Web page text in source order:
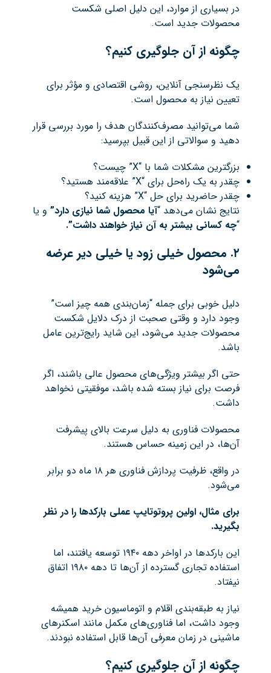
در بسیاری از موارد، این دلیل اصلی شکست
محصولات جدید است.
چگونه از آن جلوگیری کنیم؟
یک نظرسنجی آنلاین، روشی اقتصادی و مؤثر برای
تعیین نیاز به محصول است.
شما می‌توانید مصرف‌کنندگان هدف را مورد بررسی قرار
دهید و سوالاتی از این قبیل بپرسید:
بزرگترین مشکلات شما با “X” چیست؟
چقدر به یک راه‌حل برای “X” علاقه‌مند هستید؟
چقدر حاضرید برای حل “X” هزینه کنید؟
نتایج نشان می‌دهد “آیا محصول شما نیازی دارد” و یا
“چه کسانی بیشتر به آن نیاز خواهند داشت”.
۲. محصول خیلی زود یا خیلی دیر عرضه
می‌شود
دلیل خوبی برای جمله “زمان‌بندی همه چیز است”
وجود دارد و وقتی صحبت از درک دلایل شکست
محصولات جدید می‌شود، این شاید رایج‌ترین عامل
باشد.
حتی اگر بیشتر ویژگی‌های محصول عالی باشند، اگر
فرصت برای نیاز بسته شده باشد، موفقیتی نخواهد
داشت.
محصولات فناوری به دلیل سرعت بالای پیشرفت
آن‌ها، در این زمینه حساس هستند.
در واقع، ظرفیت پردازش فناوری هر ۱۸ ماه دو برابر
می‌شود.
برای مثال، اولین پروتوتایپ عملی بارکدها را در نظر
بگیرید.
این بارکدها در اواخر دهه ۱۹۴۰ توسعه یافتند، اما
استفاده تجاری گسترده از آن‌ها تا دهه ۱۹۸۰ اتفاق
نیفتاد.
نیاز به طبقه‌بندی اقلام و اتوماسیون خرید همیشه
وجود داشت، اما فناوری‌های مکمل مانند اسکنرهای
ماشینی در زمان معرفی آن‌ها قابل استفاده نبودند.
چگونه از آن جلوگیری کنیم؟